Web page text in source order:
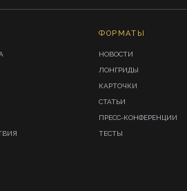
ФОРМАТЫ
НОВОСТИ
ЛОНГРИДЫ
КАРТОЧКИ
СТАТЬИ
ПРЕСС-КОНФЕРЕНЦИИ
ТЕСТЫ